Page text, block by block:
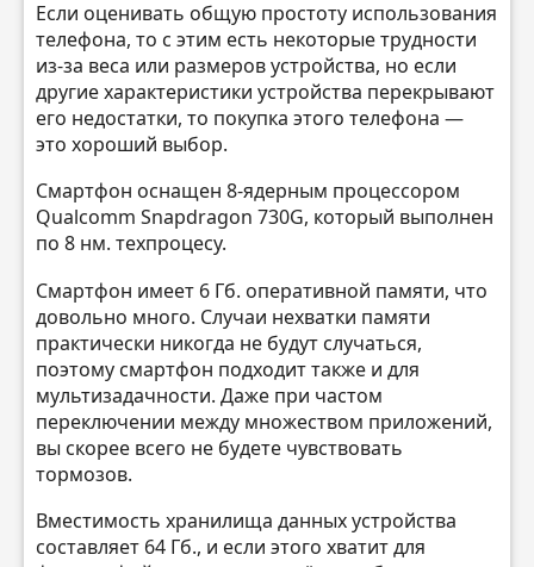
Если оценивать общую простоту использования
телефона, то с этим есть некоторые трудности
из-за веса или размеров устройства, но если
другие характеристики устройства перекрывают
его недостатки, то покупка этого телефона —
это хороший выбор.
Смартфон оснащен 8-ядерным процессором
Qualcomm Snapdragon 730G, который выполнен
по 8 нм. техпроцесу.
Смартфон имеет 6 Гб. оперативной памяти, что
довольно много. Случаи нехватки памяти
практически никогда не будут случаться,
поэтому смартфон подходит также и для
мультизадачности. Даже при частом
переключении между множеством приложений,
вы скорее всего не будете чувствовать
тормозов.
Вместимость хранилища данных устройства
составляет 64 Гб., и если этого хватит для